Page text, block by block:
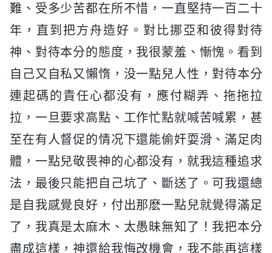
難、受多少苦都在所不惜，一直堅持一百二十
年，直到把方舟造好。對比挪亞和彼得對待
神、對待本分的態度，我很蒙羞、慚愧。看到
自己又自私又懶惰，没一點兒人性，對待本分
連起碼的責任心都没有，應付糊弄、拖拖拉
拉，一旦要求高點、工作忙點就喊苦喊累，甚
至在有人督促的情况下還能偷奸耍滑、滿足肉
體，一點兒敬畏神的心都没有，就我這種追求
法，最後只能把自己坑了、斷送了。可我還總
是自我感覺良好，付出那麽一點兒就覺得滿足
了，我真是太麻木、太愚昧無知了！我把本分
盡成這樣，神還給我悔改機會，我不能再這樣